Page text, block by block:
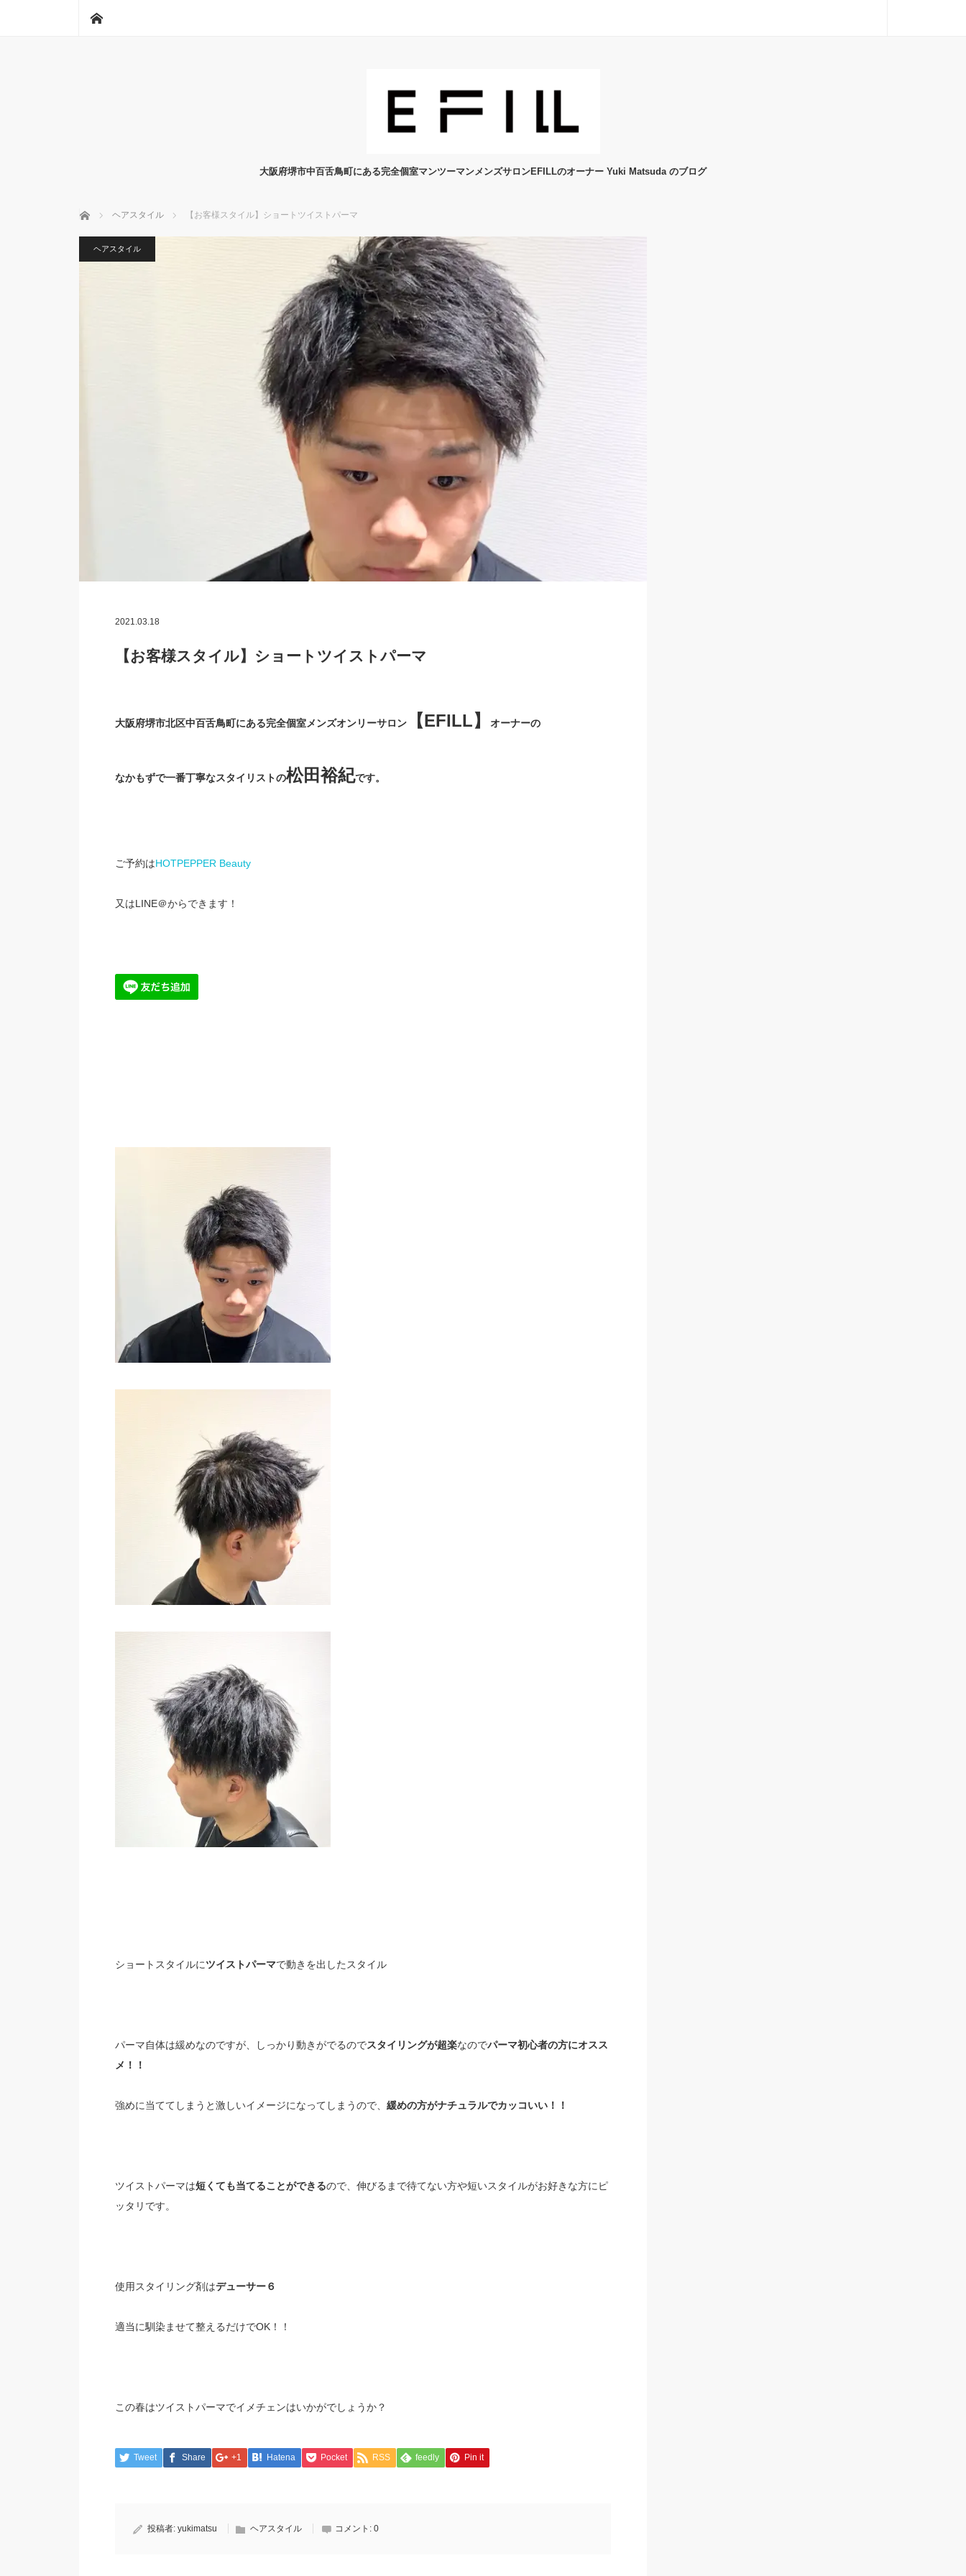
大阪府堺市中百舌鳥町にある完全個室マンツーマンメンズサロンEFILLのオーナー Yuki Matsuda のブログ
ホーム ヘアスタイル 【お客様スタイル】ショートツイストパーマ
ヘアスタイル
2021.03.18
【お客様スタイル】ショートツイストパーマ
大阪府堺市北区中百舌鳥町にある完全個室メンズオンリーサロン【EFILL】 オーナーの
なかもずで一番丁寧なスタイリストの松田裕紀です。
ご予約はHOTPEPPER Beauty
又はLINE＠からできます！
ショートスタイルにツイストパーマで動きを出したスタイル
パーマ自体は緩めなのですが、しっかり動きがでるのでスタイリングが超楽なのでパーマ初心者の方にオスス
メ！！
強めに当ててしまうと激しいイメージになってしまうので、 緩めの方がナチュラルでカッコいい！！
ツイストパーマは短くても当てることができるので、伸びるまで待てない方や短いスタイルがお好きな方にピ
ッタリです。
使用スタイリング剤はデューサー６
適当に馴染ませて整えるだけでOK！！
この春はツイストパーマでイメチェンはいかがでしょうか？
Tweet Share +1 Hatena Pocket RSS feedly Pin it
投稿者: yukimatsu ヘアスタイル コメント: 0